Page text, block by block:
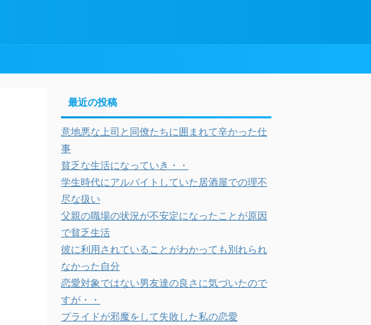
最近の投稿
意地悪な上司と同僚たちに囲まれて辛かった仕
事
貧乏な生活になっていき・・
学生時代にアルバイトしていた居酒屋での理不
尽な扱い
父親の職場の状況が不安定になったことが原因
で貧乏生活
彼に利用されていることがわかっても別れられ
なかった自分
恋愛対象ではない男友達の良さに気づいたので
すが・・
プライドが邪魔をして失敗した私の恋愛